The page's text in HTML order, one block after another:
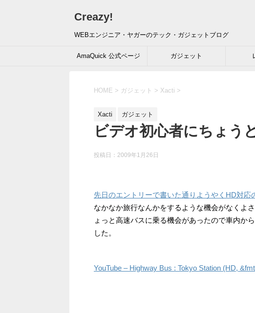
Creazy!
WEBエンジニア・ヤガーのテック・ガジェットブログ
AmaQuick 公式ページ ガジェット
HOME > ガジェット > Xacti >
Xacti ガジェット
ビデオ初心者にちょう
投稿日： 2009年1月26日
先日のエントリーで書いた通りようやくHD対応
なかなか旅行なんかをするような機会がなくよ
ょっと高速バスに乗る機会があったので車内か
した。
YouTube – Highway Bus : Tokyo Station (HD,